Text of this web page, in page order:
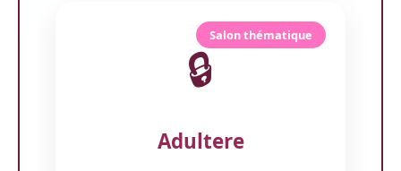
Salon thématique
🔒
Adultere